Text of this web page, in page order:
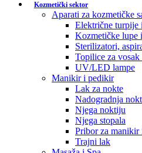
Kozmetički sektor
Aparati za kozmetičke
Električne turpije
Kozmetičke lupe
Sterilizatori,
Topilice za vosak
UV/LED lampe
Manikir i pedikir
Lak za nokte
Nadogradnja
Njega noktiju
Njega stopala
Pribor za
Trajni lak